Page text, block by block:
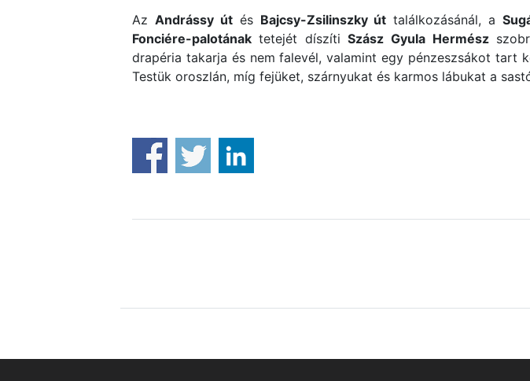
Az Andrássy útés Bajcsy-Zsilinszky út találkozásánál, a
Fonciére-palotának tetejét díszítiSzász Gyula Hermész
drapéria takarja és nem falevél, valamint egy pénzeszsákot
Testük oroszlán, míg fejüket, szárnyukat és karmos lábukat a